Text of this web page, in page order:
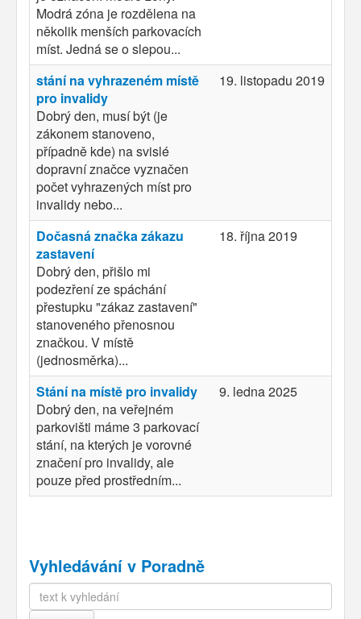
Modrá zóna je rozdělena na
několik menších parkovacích
míst. Jedná se o slepou...
stání na vyhrazeném místě
pro invalidy
Dobrý den, musí být (je
zákonem stanoveno,
případně kde) na svislé
dopravní značce vyznačen
počet vyhrazených míst pro
invalidy nebo...
19. listopadu 2019
Dočasná značka zákazu
zastavení
Dobrý den, přišlo mi
podezření ze spáchání
přestupku "zákaz zastavení"
stanoveného přenosnou
značkou. V místě
(jednosměrka)...
18. října 2019
Stání na místě pro invalidy
Dobrý den, na veřejném
parkovišti máme 3 parkovací
stání, na kterých je vorovné
značení pro invalidy, ale
pouze před prostředním...
9. ledna 2025
Vyhledávání v Poradně